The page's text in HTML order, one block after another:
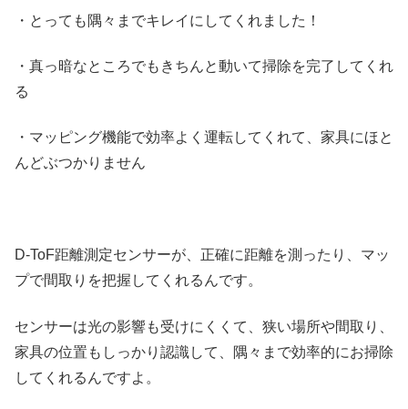
・とっても隅々までキレイにしてくれました！
・真っ暗なところでもきちんと動いて掃除を完了してくれ
る
・マッピング機能で効率よく運転してくれて、家具にほと
んどぶつかりません
D-ToF距離測定センサーが、正確に距離を測ったり、マッ
プで間取りを把握してくれるんです。
センサーは光の影響も受けにくくて、狭い場所や間取り、
家具の位置もしっかり認識して、隅々まで効率的にお掃除
してくれるんですよ。